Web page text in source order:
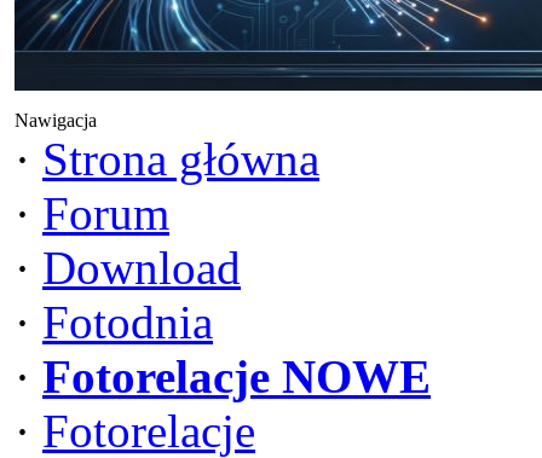
Nawigacja
· Strona główna
· Forum
· Download
· Fotodnia
· Fotorelacje NOWE
· Fotorelacje